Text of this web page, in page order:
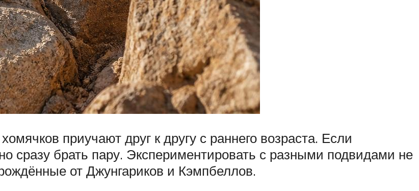
приучают друг к другу с раннего возраста. Если
сразу брать пару. Экспериментировать с разными подвидами не
от Джунгариков и Кэмпбеллов.